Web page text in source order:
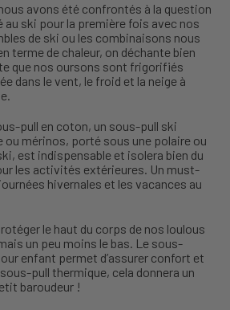
avons été confrontés à la question
au ski pour la première fois avec nos
de ski ou les combinaisons nous
terme de chaleur, on déchante bien
que nos oursons sont frigorifiés
dans le vent, le froid et la neige à
pull en coton, un sous-pull ski
ou mérinos, porté sous une polaire ou
est indispensable et isolera bien du
les activités extérieures. Un must-
hivernales et les vacances au
le haut du corps de nos loulous
un peu moins le bas. Le sous-
enfant permet d’assurer confort et
pull thermique, cela donnera un
baroudeur !